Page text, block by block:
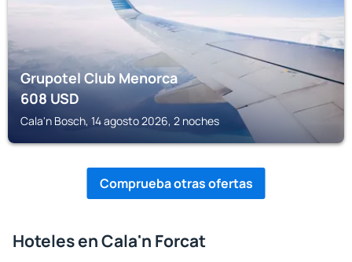
Grupotel Club Menorca
608USD
Cala'n Bosch, 14 agosto 2026, 2 noches
Comprueba otras ofertas
Hoteles en Cala'n Forcat